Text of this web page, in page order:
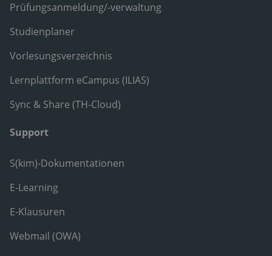
Prüfungsanmeldung/-verwaltung
Studienplaner
Vorlesungsverzeichnis
Lernplattform eCampus (ILIAS)
Sync & Share (TH-Cloud)
Support
S(kim)-Dokumentationen
E-Learning
E-Klausuren
Webmail (OWA)